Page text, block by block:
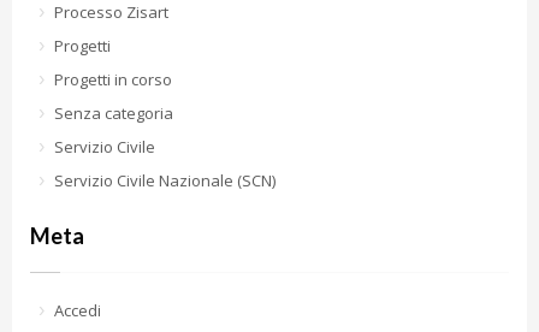
Processo Zisart
Progetti
Progetti in corso
Senza categoria
Servizio Civile
Servizio Civile Nazionale (SCN)
Meta
Accedi